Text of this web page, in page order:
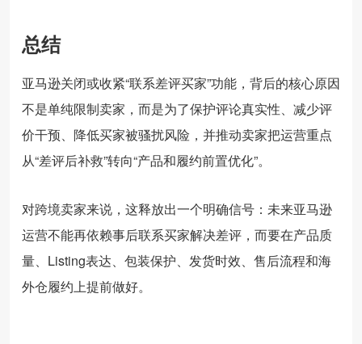
总结
亚马逊关闭或收紧“联系差评买家”功能，背后的核心原因
不是单纯限制卖家，而是为了保护评论真实性、减少评
价干预、降低买家被骚扰风险，并推动卖家把运营重点
从“差评后补救”转向“产品和履约前置优化”。
对跨境卖家来说，这释放出一个明确信号：未来亚马逊
运营不能再依赖事后联系买家解决差评，而要在产品质
量、Listing表达、包装保护、发货时效、售后流程和海
外仓履约上提前做好。